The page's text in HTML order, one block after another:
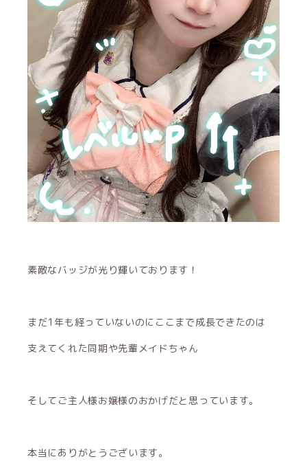
素敵なバッジが光り輝いております！
まだ1年も経っていないのにここまで成長できたのは
支えてくれた同期や先輩メイドちゃん
そしてご主人様お嬢様のおかげだと思っています。
本当にありがとうございます。